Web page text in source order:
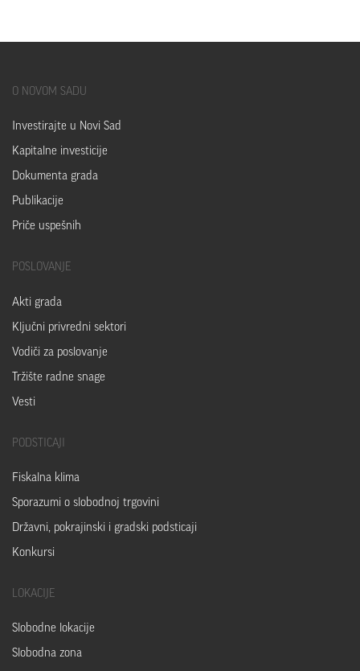
O NOVOM SADU
Investirajte u Novi Sad
Kapitalne investicije
Dokumenta grada
Publikacije
Priče uspešnih
POSLOVANJE
Akti grada
Ključni privredni sektori
Vodiči za poslovanje
Tržište radne snage
Vesti
PODSTICAJI
Fiskalna klima
Sporazumi o slobodnoj trgovini
Državni, pokrajinski i gradski podsticaji
Konkursi
LOKACIJE
Slobodne lokacije
Slobodna zona